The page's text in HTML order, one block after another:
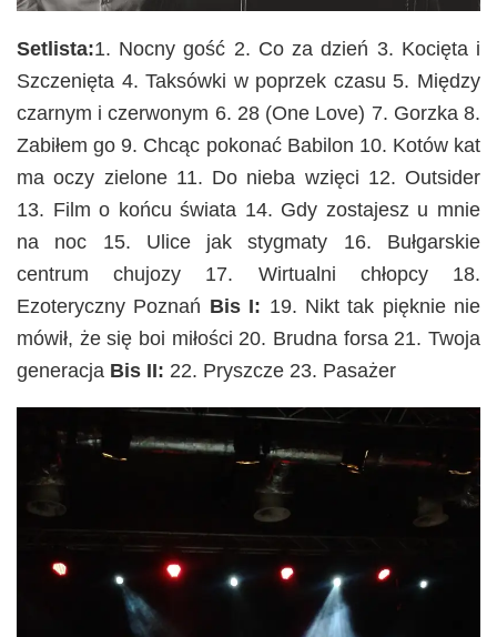
Setlista:1. Nocny gość 2. Co za dzień 3. Kocięta i
Szczenięta 4. Taksówki w poprzek czasu 5. Między
czarnym i czerwonym 6. 28 (One Love) 7. Gorzka 8.
Zabiłem go 9. Chcąc pokonać Babilon 10. Kotów kat
ma oczy zielone 11. Do nieba wzięci 12. Outsider
13. Film o końcu świata 14. Gdy zostajesz u mnie
na noc 15. Ulice jak stygmaty 16. Bułgarskie
centrum chujozy 17. Wirtualni chłopcy 18.
Ezoteryczny Poznań Bis I: 19. Nikt tak pięknie nie
mówił, że się boi miłości 20. Brudna forsa 21. Twoja
generacja Bis II: 22. Pryszcze 23. Pasażer